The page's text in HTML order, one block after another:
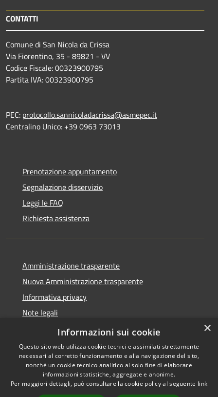
CONTATTI
Comune di San Nicola da Crissa
Via Fiorentino, 35 - 89821 - VV
Codice Fiscale: 00323900795
Partita IVA: 00323900795
PEC: protocollo.sannicoladacrissa@asmepec.it
Centralino Unico: +39 0963 73013
Prenotazione appuntamento
Segnalazione disservizio
Leggi le FAQ
Richiesta assistenza
Amministrazione trasparente
Nuova Amministrazione trasparente
Informativa privacy
Note legali
Dichiarazione di accessibilità
Accessibilità
Copyright © 2026 • Comune di
San Nicola da Crissa • Powered
×
Informazioni sui cookie
Questo sito web utilizza cookie tecnici e assimilati strettamente
necessari al corretto funzionamento e alla navigazione del sito,
nonché un cookie tecnico analitico al solo fine di elaborare
informazioni statistiche, aggregate e anonime.
Per maggiori dettagli, può consultare la cookie policy al seguente link